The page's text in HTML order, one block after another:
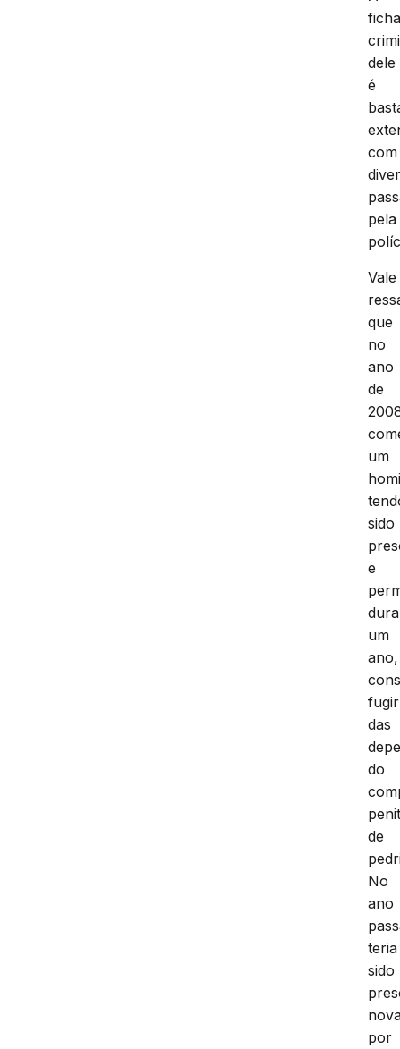
dele
é
com
pela
Vale
que
no
ano
de
um
sido
e
um
ano,
fugir
das
do
de
No
ano
teria
sido
por